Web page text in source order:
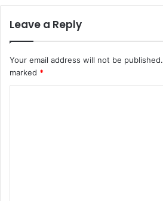
Leave a Reply
Your email address will not be published.
marked *